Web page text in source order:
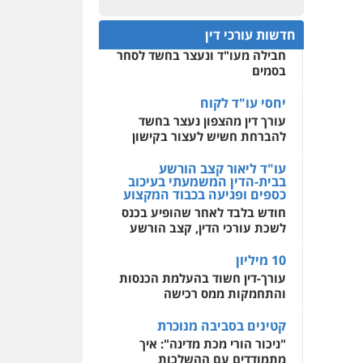
פלילי פשיעה חמורה
צווארון לבן
וחקירות
0502228917
עו"ד מוחמד סביחאת
פלילי תעבורה פשיעה
כלכלית
עו"ד יניב זוסמן
פלילי כלכלי פשיעה
חמורה מעצרים וחקירות
0525199949
פלילי פשיעה חמורה
צווארון לבן מעצרים
0543326767
0522508109
אחסון אתרים
לעורכי דין
אסירים עבירות מין
שירותים מקצועיים לעורכי
דין
0544500346
חדשות עורכי דין
חפץ חשוד
עצור בתיק ניסיון רצח קיבל
חבילה מעו"ד ונעצר בחשד לסחר
בסמים
יחסי עו"ד לקוח
עורך דין מהצפון נעצר בחשד
להברחת חשיש לעצור בקישון
עו"ד ליאור קצב הורשע
בבית-הדין המשמעתי בעיכוב
כספים ופגיעה בכבוד המקצוע
חודש בלבד לאחר שהופיע בכנס
לשכת עורכי הדין, קצב הורשע
10 מיליון
עורך-דין חשוד בהעלמת הכנסות
והתחמקות ממס רכישה
קטינים בסביבה מנוכרת
"ניכור הורי מכת מדינה": איך
מתמודדים עם ההשלכות